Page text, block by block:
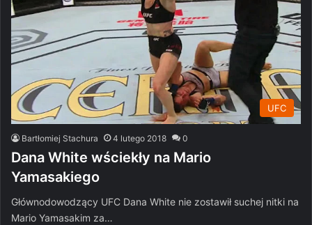
UFC
Bartłomiej Stachura 4 lutego 2018 0
Dana White wściekły na Mario
Yamasakiego
Głównodowodzący UFC Dana White nie zostawił suchej nitki na
Mario Yamasakim za…